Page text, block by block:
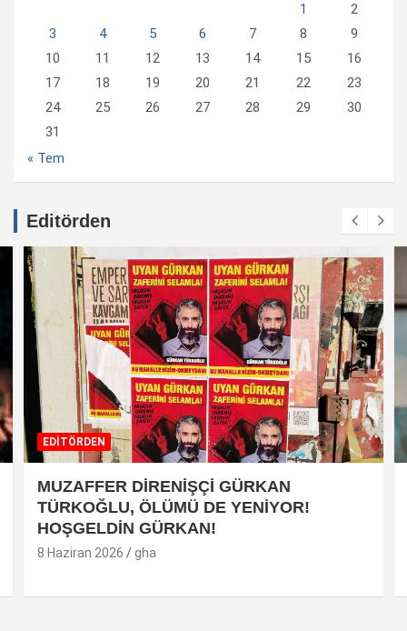
1
2
3
4 5 6 7 8
9
10
11 12 13 14 15
16
17
18 19 20 21 22
23
24
25 26 27 28 29
30
31
« Tem
Editörden
EDİTÖRDEN
MUZAFFER DİRENİŞÇİ GÜRKAN
TÜRKOĞLU, ÖLÜMÜ DE YENİYOR!
HOŞGELDİN GÜRKAN!
8 Haziran 2026 gha